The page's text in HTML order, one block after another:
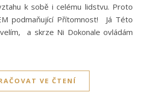
k sobě i celému lidstvu. Proto
podmaňující Přítomnost! Já Této
velím, a skrze Ni Dokonale ovládám
VE ČTENÍ